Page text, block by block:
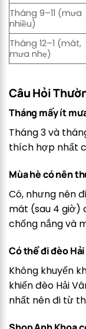
Tháng 9–11 (mưa
nhiều)
Tháng 12–1 (mát,
mưa nhẹ)
Câu Hỏi
Tháng mấy ít
Tháng 3 và
thích hợp nhất
Mùa hè có nên
Có, nhưng nên
mát (sau 4 giờ)
chống nắng và
Có thể đi đèo
Không khuyến
khiến đèo Hải
nhất nên đi từ